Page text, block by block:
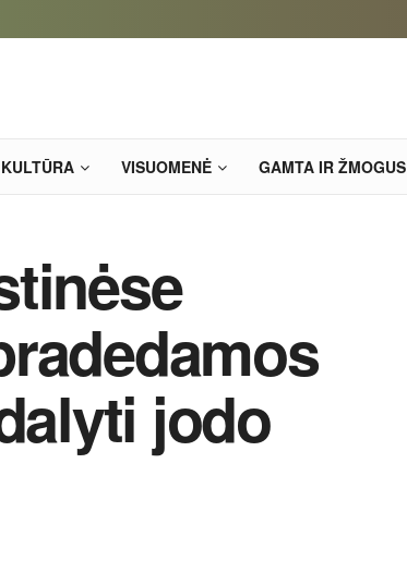
KULTŪRA VISUOMENĖ GAMTA IR ŽMOGUS
jodo